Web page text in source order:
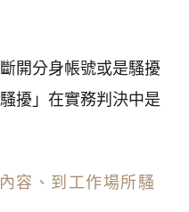
開分身帳號或是騷擾
擾」在實務判決中是
容、到工作場所騷